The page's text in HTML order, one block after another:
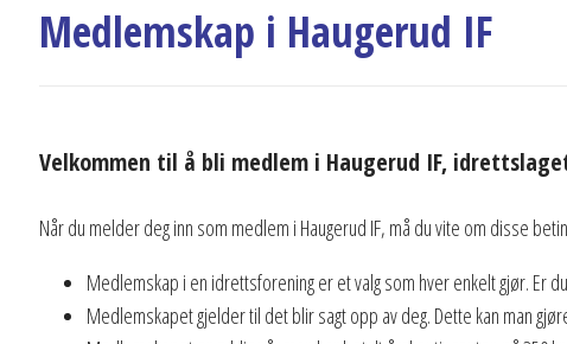
Medlemskap i Haugerud IF
Velkommen til å bli medlem i Haugerud IF,
Når du melder deg inn som medlem i Haugerud IF, må du vite om disse
Medlemskap i en idrettsforening er et valg som hver enkelt gjør. Er
Medlemskapet gjelder til det blir sagt opp av deg. Dette kan man